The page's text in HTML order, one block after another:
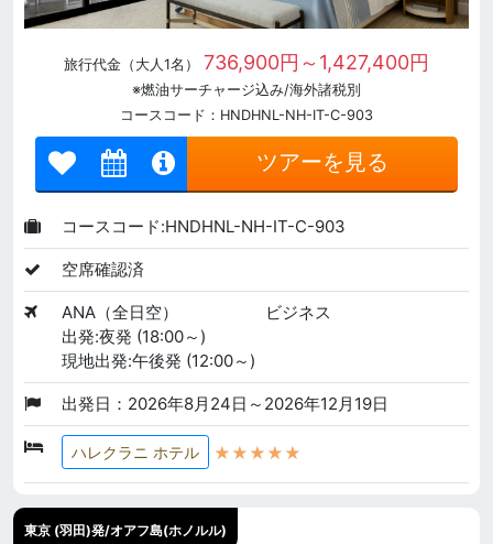
旅行代金（大人1名） 736,900円～1,427,400円
※燃油サーチャージ込み/海外諸税別
コースコード：HNDHNL-NH-IT-C-903
ツアーを見る
コースコード:HNDHNL-NH-IT-C-903
空席確認済
ANA（全日空）
ビジネス
出発:夜発 (18:00～)
現地出発:午後発 (12:00～)
出発日：2026年8月24日～2026年12月19日
ハレクラニ ホテル ★★★★★
東京 (羽田)発/オアフ島(ホノルル)